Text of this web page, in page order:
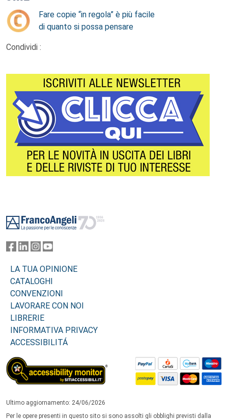
Fare copie “in regola” è più facile
di quanto si possa pensare
Condividi :
LA TUA OPINIONE
CATALOGHI
CONVENZIONI
LAVORARE CON NOI
LIBRERIE
INFORMATIVA PRIVACY
ACCESSIBILITÁ
Ultimo aggiornamento: 24/06/2026
Per le opere presenti in questo sito si sono assolti gli obblighi previsti dalla